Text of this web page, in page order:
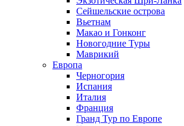
Сейшельские острова
Вьетнам
Макао и Гонконг
Новогодние Туры
Маврикий
Европа
Черногория
Испания
Италия
Франция
Гранд Тур по Европе